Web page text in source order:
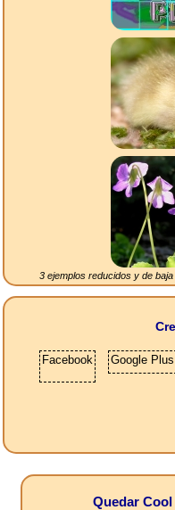
3 ejemplos reducidos y de
Facebook Google Plus
Quedar Cool